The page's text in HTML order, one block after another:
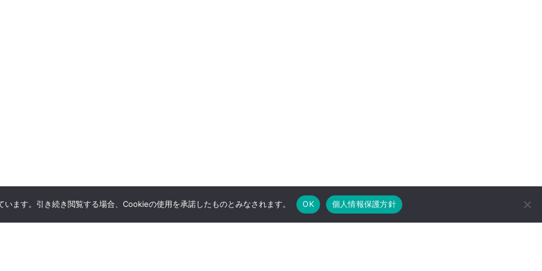
ます。引き続き閲覧する場合、Cookieの使用を承諾したものとみなされます。 OK 個人情報保護方針